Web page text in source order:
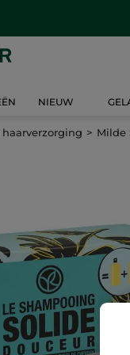
NIEUW
haarverzorging Milde